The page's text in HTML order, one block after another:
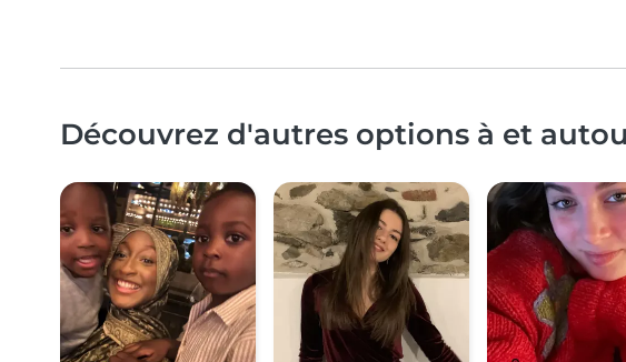
Découvrez d'autres options à et